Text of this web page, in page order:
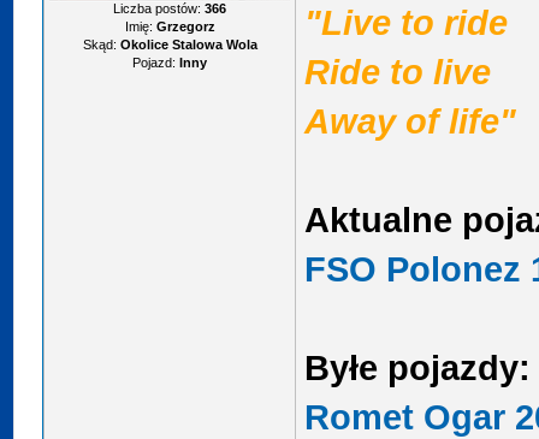
Liczba postów:366
Imię: Grzegorz
Skąd: Okolice Stalowa Wola
Pojazd: Inny
"Live to ride
Ride to live
Away of life"
Aktualne
FSO Polonez
Byłe pojazdy:
Romet Ogar